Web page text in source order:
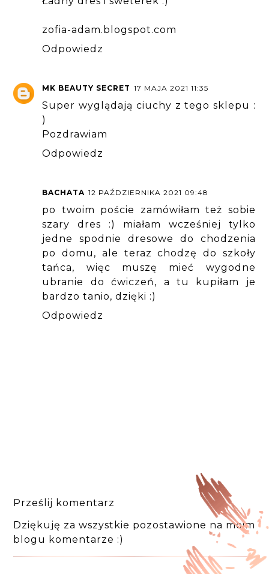
zofia-adam.blogspot.com
Odpowiedz
MK BEAUTY SECRET 17 MAJA 2021 11:35
Super wyglądają ciuchy z tego sklepu :
)
Pozdrawiam
Odpowiedz
BACHATA 12 PAŹDZIERNIKA 2021 09:48
po twoim poście zamówiłam też sobie
szary dres :) miałam wcześniej tylko
jedne spodnie dresowe do chodzenia
po domu, ale teraz chodzę do szkoły
tańca, więc muszę mieć wygodne
ubranie do ćwiczeń, a tu kupiłam je
bardzo tanio, dzięki :)
Odpowiedz
Prześlij komentarz
Dziękuję za wszystkie pozostawione na moim
blogu komentarze :)